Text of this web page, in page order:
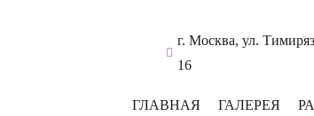
г. Москва, ул.
16
ГЛАВНАЯ ГАЛЕРЕЯ